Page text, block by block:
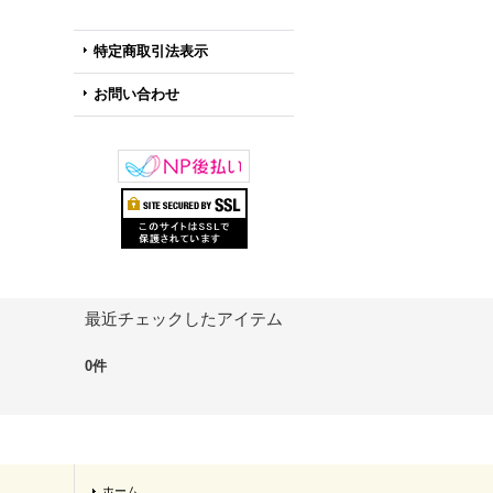
特定商取引法表示
お問い合わせ
最近チェックしたアイテム
0件